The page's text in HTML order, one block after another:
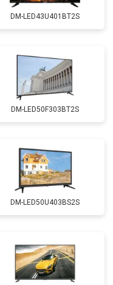
DM-LED43U401BT2S
DM-LED50F303BT2S
DM-LED50U403BS2S